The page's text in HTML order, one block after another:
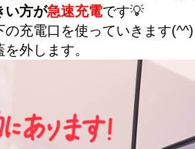
い方が急速充電です💡
充電口を使っていきます(^^)
外します。